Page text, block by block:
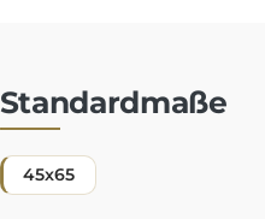
Standardmaße
45x65